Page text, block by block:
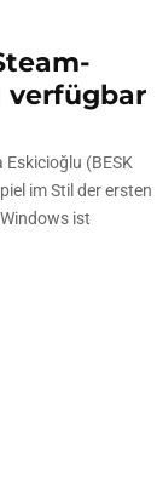
verfügbar
(BESK
im Stil der ersten
ist